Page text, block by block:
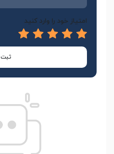
امتیاز خود را وارد کنید
ثبت